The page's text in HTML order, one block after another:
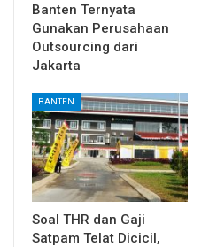
Banten Ternyata
Gunakan Perusahaan
Outsourcing dari
Jakarta
BANTEN
Soal THR dan Gaji
Satpam Telat Dicicil,